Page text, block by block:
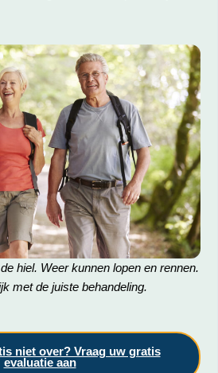
hiel. Weer kunnen lopen en rennen.
met de juiste behandeling.
niet over? Vraag uw gratis
evaluatie aan